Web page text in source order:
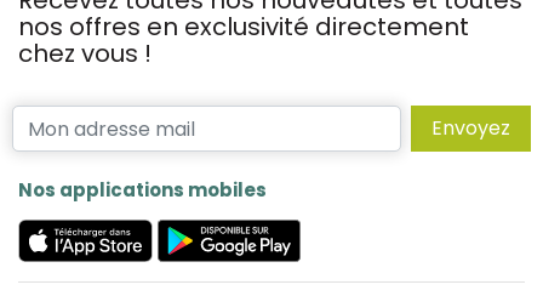
nos offres en exclusivité directement
chez vous !
Envoyez
Nos applications mobiles